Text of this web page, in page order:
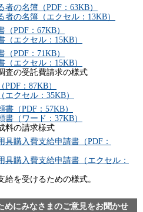
の名簿（PDF：63KB）
の名簿（エクセル：13KB）
PDF：67KB）
エクセル：15KB）
PDF：71KB）
エクセル：15KB）
査の受託費請求の様式
：87KB）
クセル：35KB）
（PDF：57KB）
（ワード：37KB）
料の請求様式
購入費支給申請書（PDF：
具購入費支給申請書（エクセル：
を受けるための様式。
めにみなさまのご意見をお聞かせ